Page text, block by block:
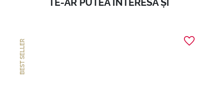
TE-AR PUTEA INTERESA ȘI
BEST SELLER